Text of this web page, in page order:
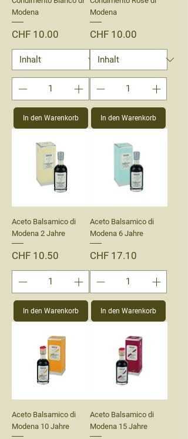
Modena
Preis
CHF 10.00
In den Warenkorb
Modena
Preis
CHF 10.00
In den Warenkorb
Aceto Balsamico di
Modena 2 Jahre
Preis
CHF 10.50
In den Warenkorb
Aceto Balsamico di
Modena 6 Jahre
Preis
CHF 17.10
In den Warenkorb
Aceto Balsamico di
Modena 10 Jahre
Aceto Balsamico di
Modena 15 Jahre